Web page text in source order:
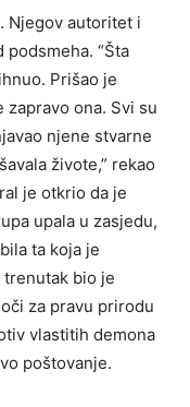
Njegov autoritet i
“Šta
Prišao je
ona. Svi su
njene stvarne
živote,” rekao
je otkrio da je
upala u zasjedu,
ta koja je
trenutak bio je
za pravu prirodu
vlastitih demona
poštovanje.